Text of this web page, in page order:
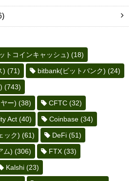
トコインキャッシュ) (18)
) (71) bitbank(ビットバンク) (24)
(743)
ー) (38) CFTC (32)
Act (40) Coinbase (34)
ック) (61) DeFi (51)
ム) (306) FTX (33)
Kalshi (23)